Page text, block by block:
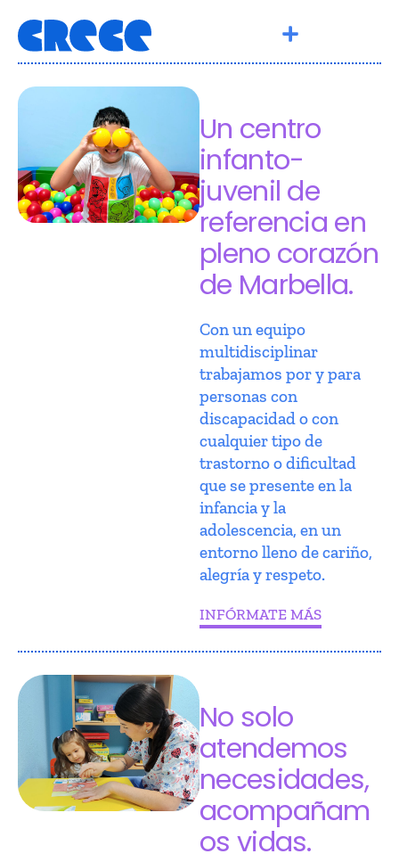
Un centro
infanto-
juvenil de
referencia en
pleno corazón
de Marbella.
Con un equipo
multidisciplinar
trabajamos por y para
personas con
discapacidad o con
cualquier tipo de
trastorno o dificultad
que se presente en la
infancia y la
adolescencia, en un
entorno lleno de cariño,
alegría y respeto.
INFÓRMATE MÁS
No solo
atendemos
necesidades,
acompañam
os vidas.